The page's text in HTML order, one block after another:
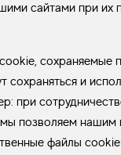
сайтами при их
сохраняемые
сохраняться и
при
позволяем нашим
файлы